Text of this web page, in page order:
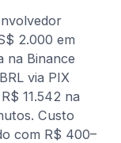
2.000 em
na Binance
via PIX
11.542 na
Custo
com R$ 400–